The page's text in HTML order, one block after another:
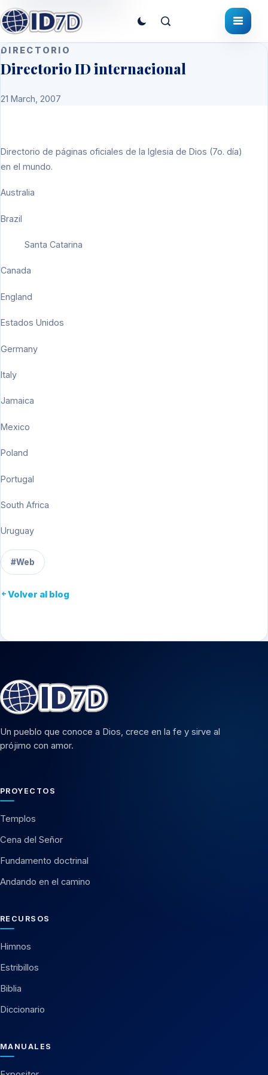
DIRECTORIO
Directorio ID internacional
21 March, 2007
Directorio de páginas oficiales de la Iglesia de Dios (7o. día)
en el mundo.
Australia
Brazil
Santa Catarina
Canada
England
Estados Unidos
Germany
Italy
Jamaica
Mexico
Poland
Portugal
South Africa
Uruguay
#Web
Volver al blog
Un pueblo que conoce a Dios, crece en la fe y sirve al
prójimo con amor.
PROYECTOS
Templos
Cena del Señor
Fundamento doctrinal
Andando en el camino
RECURSOS
Himnos
Estribillos
Biblia
Diccionario
MANUALES